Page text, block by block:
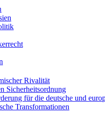
Rivalität
Sicherheitsordnung
für die deutsche und
Transformationen